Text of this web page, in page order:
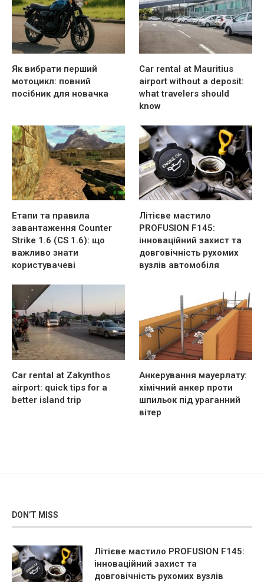
Як вибрати перший
мотоцикл: повний
посібник для новачка
Car rental at Mauritius
airport without a deposit:
what travelers should
know
Етапи та правила
завантаження Counter
Strike 1.6 (CS 1.6): що
важливо знати
користувачеві
Літієве мастило
PROFUSION F145:
інноваційний захист та
довговічність рухомих
вузлів автомобіля
Car rental at Zakynthos
airport: quick tips for a
better island trip
Анкерування мауерлату:
хімічний анкер проти
шпильок під ураганний
вітер
DON’T MISS
Літієве мастило PROFUSION F145:
інноваційний захист та
довговічність рухомих вузлів